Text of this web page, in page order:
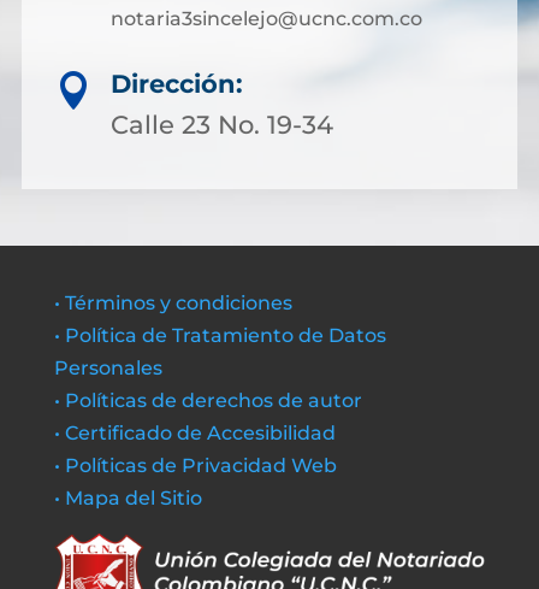
notaria3sincelejo@ucnc.com.co

Dirección:
Calle 23 No. 19-34
• Términos y condiciones
• Política de Tratamiento de Datos
Personales
• Políticas de derechos de autor
• Certificado de Accesibilidad
• Políticas de Privacidad Web
• Mapa del Sitio